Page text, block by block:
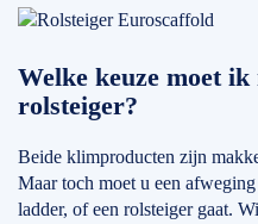
Welke keuze moet
rolsteiger?
Beide klimproducten zijn
Maar toch moet u een
ladder, of een rolsteiger gaat.